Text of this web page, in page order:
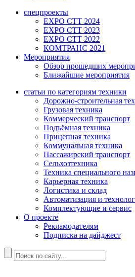
спецпроекты
EXPO CTT 2024
EXPO CTT 2023
EXPO CTT 2022
КОМТРАНС 2021
Мероприятия
Обзор прошедших
Ближайшие мероприятия
статьи по категориям техники
Дорожно-строительная
Грузовая техника
Коммерческий транспорт
Подъёмная техника
Прицепная техника
Коммунальная техника
Пассажирский транспорт
Сельхозтехника
Техника специального
Карьерная техника
Логистика и склад
Автоматизация и
Комплектующие и сервис
О проекте
Рекламодателям
Подписка на дайджест